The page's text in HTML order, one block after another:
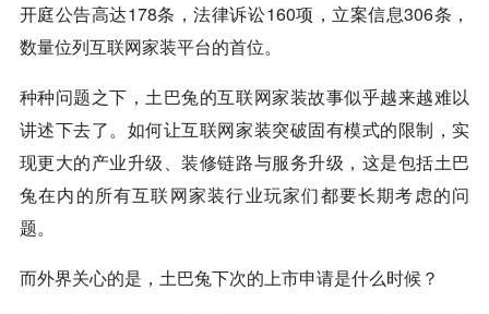
开庭公告高达178条，法律诉讼160项，立案信息306条，
数量位列互联网家装平台的首位。
种种问题之下，土巴兔的互联网家装故事似乎越来越难以
讲述下去了。如何让互联网家装突破固有模式的限制，实
现更大的产业升级、装修链路与服务升级，这是包括土巴
兔在内的所有互联网家装行业玩家们都要长期考虑的问
题。
而外界关心的是，土巴兔下次的上市申请是什么时候？